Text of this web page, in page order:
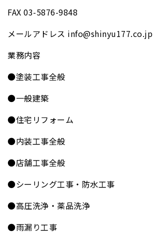
FAX 03-5876-9848
メールアドレス info@shinyu177.co.jp
業務内容
●塗装工事全般
●一般建築
●住宅リフォーム
●内装工事全般
●店舗工事全般
●シーリング工事・防水工事
●高圧洗浄・薬品洗浄
●雨漏り工事